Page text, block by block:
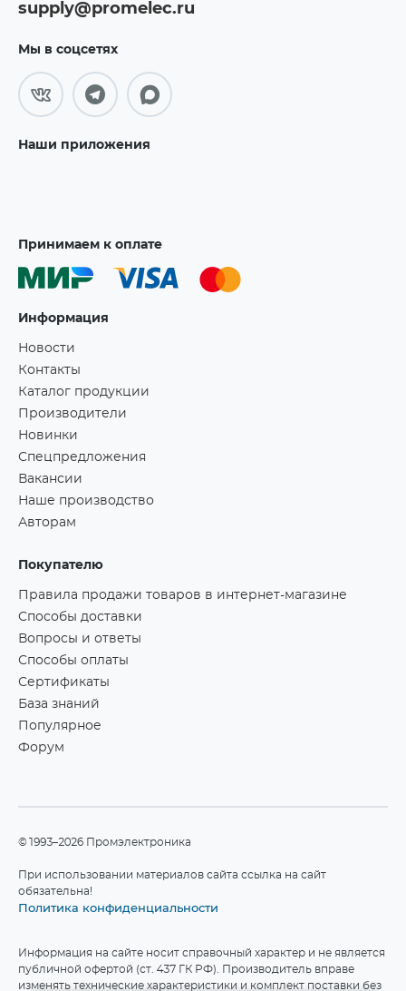
supply@promelec.ru
Мы в соцсетях
Наши приложения
Принимаем к оплате
Информация
Новости
Контакты
Каталог продукции
Производители
Новинки
Спецпредложения
Вакансии
Наше производство
Авторам
Покупателю
Правила продажи товаров в интернет-магазине
Способы доставки
Вопросы и ответы
Способы оплаты
Сертификаты
База знаний
Популярное
Форум
©1993–2026 Промэлектроника
При использовании материалов сайта ссылка на сайт
обязательна!
Политика конфиденциальности
Информация на сайте носит справочный характер и не является
публичной офертой (ст. 437 ГК РФ). Производитель вправе
изменять технические характеристики и комплект поставки без